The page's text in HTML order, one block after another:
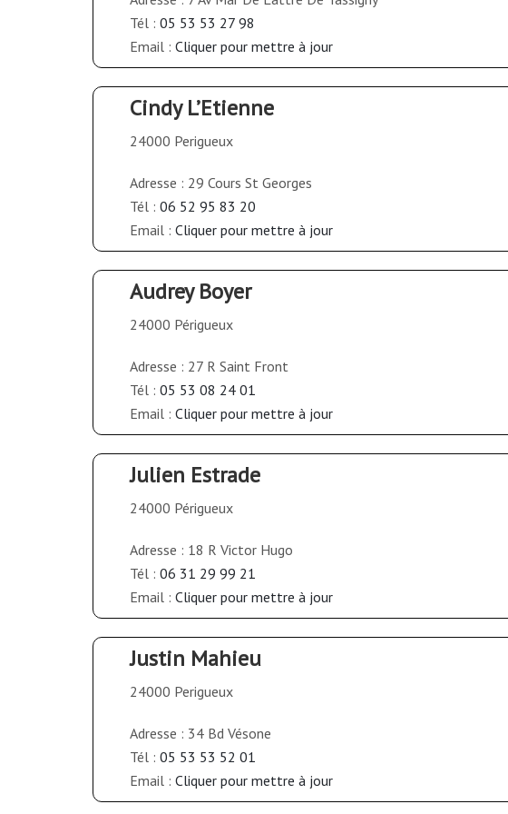
Tél : 05 53 53 27 98
Email : Cliquer pour mettre à jour
Cindy L’Etienne
24000 Perigueux
Adresse : 29 Cours St Georges
Tél : 06 52 95 83 20
Email : Cliquer pour mettre à jour
Audrey Boyer
24000 Périgueux
Adresse : 27 R Saint Front
Tél : 05 53 08 24 01
Email : Cliquer pour mettre à jour
Julien Estrade
24000 Périgueux
Adresse : 18 R Victor Hugo
Tél : 06 31 29 99 21
Email : Cliquer pour mettre à jour
Justin Mahieu
24000 Perigueux
Adresse : 34 Bd Vésone
Tél : 05 53 53 52 01
Email : Cliquer pour mettre à jour